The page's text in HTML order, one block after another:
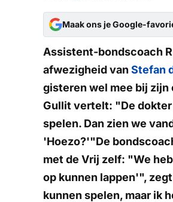
Maak ons je Google-
Assistent-bondscoach
afwezigheid van Stefan
gisteren wel mee bij zijn
Gullit vertelt: "De dokter
spelen. Dan zien we
'Hoezo?'"De
met de Vrij zelf: "We
op kunnen lappen'",
kunnen spelen, maar ik